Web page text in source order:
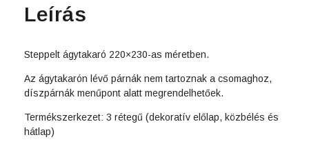
mennyiség
Leírás
Steppelt ágytakaró 220×230-as méretben.
Az ágytakarón lévő párnák nem tartoznak a csomaghoz,
díszpárnák menűpont alatt megrendelhetőek.
Termékszerkezet: 3 rétegű (dekoratív előlap, közbélés és
hátlap)